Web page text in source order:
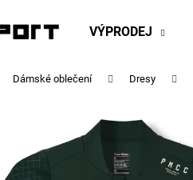
VÝPRODEJ
Dámské oblečení Dresy